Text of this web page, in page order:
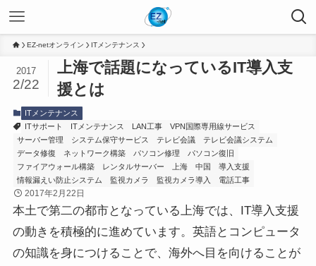
EZ-netオンライン ITメンテナンス
上海で話題になっているIT導入支
援とは
2017
2/22
ITメンテナンス
ITサポート
ITメンテナンス LAN工事
VPN国際専用線サービス
サーバー管理
システム保守サービス テレビ会議
テレビ会議システム
データ修復
ネットワーク構築 パソコン修理
パソコン復旧
ファイアウォール構築
レンタルサーバー 上海 中国
導入支援
情報漏えい防止システム
監視カメラ 監視カメラ導入 電話工事
2017年2月22日
本土で第二の都市となっている上海では、IT導入支援
の動きを積極的に進めています。英語とコンピュータ
の知識を身につけることで、海外へ目を向けることが